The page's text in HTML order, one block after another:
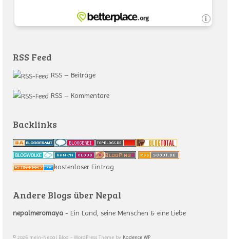
RSS Feed
RSS – Beiträge
RSS – Kommentare
Backlinks
kostenloser Eintrag
Andere Blogs über Nepal
nepalmeromaya - Ein Land, seine Menschen & eine Liebe
© 2026 mein-Nepal Blog - WordPress Theme by Kadence WP